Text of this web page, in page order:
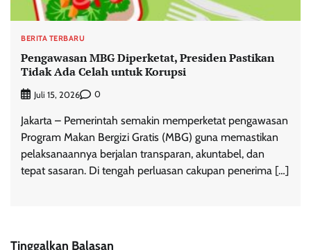
BERITA TERBARU
Pengawasan MBG Diperketat, Presiden Pastikan
Tidak Ada Celah untuk Korupsi
Juli 15, 2026 0
Jakarta – Pemerintah semakin memperketat pengawasan
Program Makan Bergizi Gratis (MBG) guna memastikan
pelaksanaannya berjalan transparan, akuntabel, dan
tepat sasaran. Di tengah perluasan cakupan penerima […]
Tinggalkan Balasan